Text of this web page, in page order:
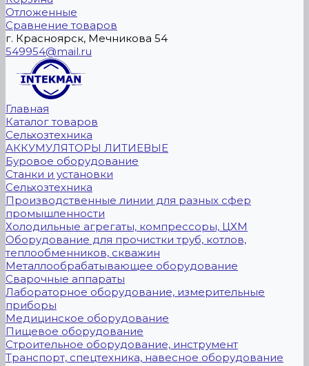
Отложенные
Сравнение товаров
г. Красноярск, Мечникова 54
549954@mail.ru
Главная
Каталог товаров
Сельхозтехника
АККУМУЛЯТОРЫ ЛИТИЕВЫЕ
Буровое оборудование
Станки и установки
Сельхозтехника
Производственные линии для разных сфер
промышленности
Холодильные агрегаты, компрессоры, ЦХМ
Оборудование для прочистки труб, котлов,
теплообменников, скважин
Металлообрабатывающее оборудование
Сварочные аппараты
Лабораторное оборудование, измерительные
приборы
Медицинское оборудование
Пищевое оборудование
Строительное оборудование, инструмент
Транспорт, спецтехника, навесное оборудование